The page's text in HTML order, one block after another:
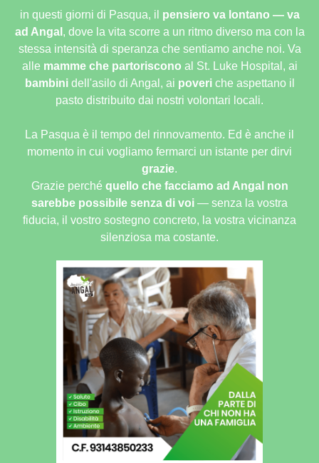
in questi giorni di Pasqua, il pensiero va lontano — va
ad Angal , dove la vita scorre a un ritmo diverso ma con la
stessa intensità di speranza che sentiamo anche noi. Va
alle mamme che partoriscono al St. Luke Hospital, ai
bambini dell'asilo di Angal, ai poveri che aspettano il
pasto distribuito dai nostri volontari locali.
La Pasqua è il tempo del rinnovamento. Ed è anche il
momento in cui vogliamo fermarci un istante per dirvi
grazie.
Grazie perché quello che facciamo ad Angal non
sarebbe possibile senza di voi — senza la vostra
fiducia, il vostro sostegno concreto, la vostra vicinanza
silenziosa ma costante.